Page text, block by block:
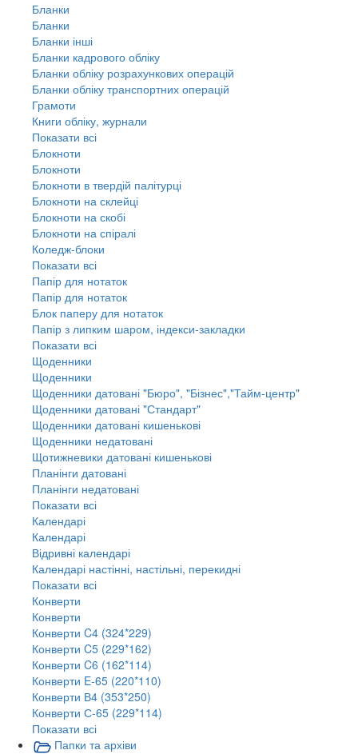
Бланки
Бланки
Бланки інші
Бланки кадрового обліку
Бланки обліку розрахункових операцій
Бланки обліку транспортних операцій
Грамоти
Книги обліку, журнали
Показати всі
Блокноти
Блокноти
Блокноти в твердій палітурці
Блокноти на склейці
Блокноти на скобі
Блокноти на спіралі
Коледж-блоки
Показати всі
Папір для нотаток
Папір для нотаток
Блок паперу для нотаток
Папір з липким шаром, індекси-закладки
Показати всі
Щоденники
Щоденники
Щоденники датовані "Бюро", "Бізнес","Тайм-центр"
Щоденники датовані "Стандарт"
Щоденники датовані кишенькові
Щоденники недатовані
Щотижневики датовані кишенькові
Планінги датовані
Планінги недатовані
Показати всі
Календарі
Календарі
Відривні календарі
Календарі настінні, настільні, перекидні
Показати всі
Конверти
Конверти
Конверти C4 (324*229)
Конверти C5 (229*162)
Конверти C6 (162*114)
Конверти E-65 (220*110)
Конверти В4 (353*250)
Конверти С-65 (229*114)
Показати всі
Папки та архіви